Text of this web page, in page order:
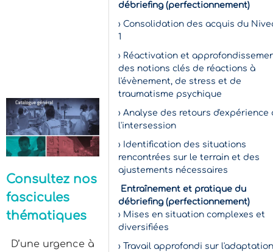
Consultez nos
fascicules
thématiques
D’une urgence à
débriefing (perfectionnement)
› Consolidation des acquis du
1
› Réactivation et
des notions clés de réactions à
l'évènement, de stress et de
traumatisme psychique
› Analyse des retours d'expérience
l'intersession
› Identification des situations
rencontrées sur le terrain et des
ajustements nécessaires
Entraînement et pratique du
débriefing (perfectionnement)
› Mises en situation complexes et
diversifiées
› Travail approfondi sur l'adaptation